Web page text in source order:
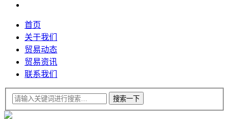
首页
关于我们
贸易动态
贸易资讯
联系我们